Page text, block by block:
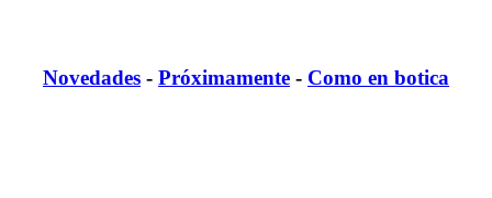
Novedades - Próximamente - Como en botica